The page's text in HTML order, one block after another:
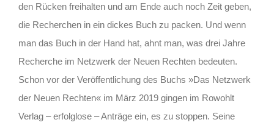
den Rücken freihalten und am Ende auch noch Zeit geben,
die Recherchen in ein dickes Buch zu packen. Und wenn
man das Buch in der Hand hat, ahnt man, was drei Jahre
Recherche im Netzwerk der Neuen Rechten bedeuten.
Schon vor der Veröffentlichung des Buchs »Das Netzwerk
der Neuen Rechten« im März 2019 gingen im Rowohlt
Verlag – erfolglose – Anträge ein, es zu stoppen. Seine